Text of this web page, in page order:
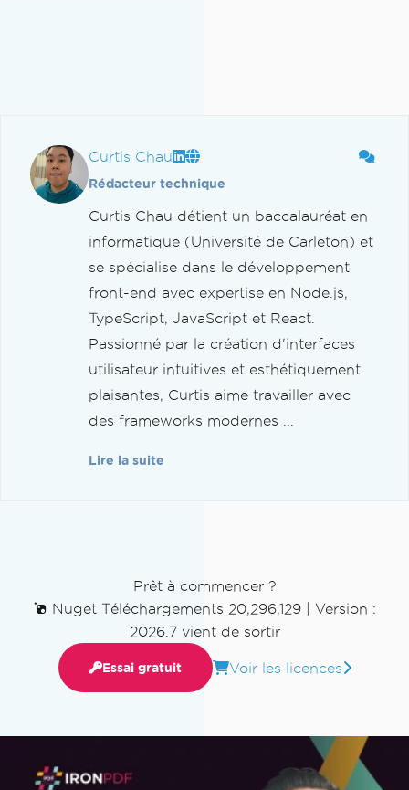
Curtis Chau
Rédacteur technique
Curtis Chau détient un baccalauréat en
informatique (Université de Carleton) et
se spécialise dans le développement
front-end avec expertise en Node.js,
TypeScript, JavaScript et React.
Passionné par la création d'interfaces
utilisateur intuitives et esthétiquement
plaisantes, Curtis aime travailler avec
des frameworks modernes ...
Lire la suite
Prêt à commencer ?
Nuget Téléchargements 20,296,129
Version :
2026.7 vient de sortir
Essai gratuit Voir les licences